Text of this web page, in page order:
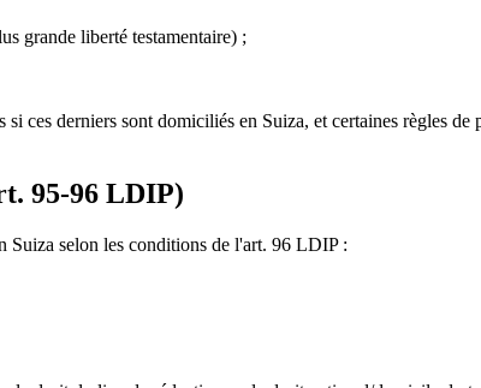
grande liberté testamentaire) ;
ces derniers sont domiciliés en Suiza, et certaines règles
95-96 LDIP)
Suiza selon les conditions de l'art. 96 LDIP :